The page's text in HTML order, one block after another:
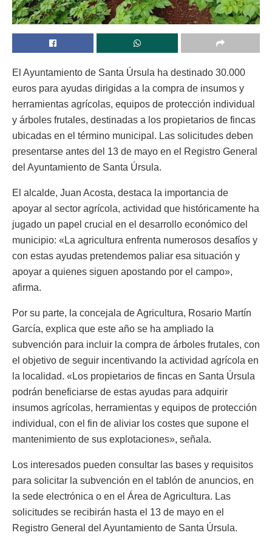
El Ayuntamiento de Santa Úrsula ha destinado 30.000
euros para ayudas dirigidas a la compra de insumos y
herramientas agrícolas, equipos de protección individual
y árboles frutales, destinadas a los propietarios de fincas
ubicadas en el término municipal. Las solicitudes deben
presentarse antes del 13 de mayo en el Registro General
del Ayuntamiento de Santa Úrsula.
El alcalde, Juan Acosta, destaca la importancia de
apoyar al sector agrícola, actividad que históricamente ha
jugado un papel crucial en el desarrollo económico del
municipio: «La agricultura enfrenta numerosos desafíos y
con estas ayudas pretendemos paliar esa situación y
apoyar a quienes siguen apostando por el campo»,
afirma.
Por su parte, la concejala de Agricultura, Rosario Martín
García, explica que este año se ha ampliado la
subvención para incluir la compra de árboles frutales, con
el objetivo de seguir incentivando la actividad agrícola en
la localidad. «Los propietarios de fincas en Santa Úrsula
podrán beneficiarse de estas ayudas para adquirir
insumos agrícolas, herramientas y equipos de protección
individual, con el fin de aliviar los costes que supone el
mantenimiento de sus explotaciones», señala.
Los interesados pueden consultar las bases y requisitos
para solicitar la subvención en el tablón de anuncios, en
la sede electrónica o en el Área de Agricultura. Las
solicitudes se recibirán hasta el 13 de mayo en el
Registro General del Ayuntamiento de Santa Úrsula.